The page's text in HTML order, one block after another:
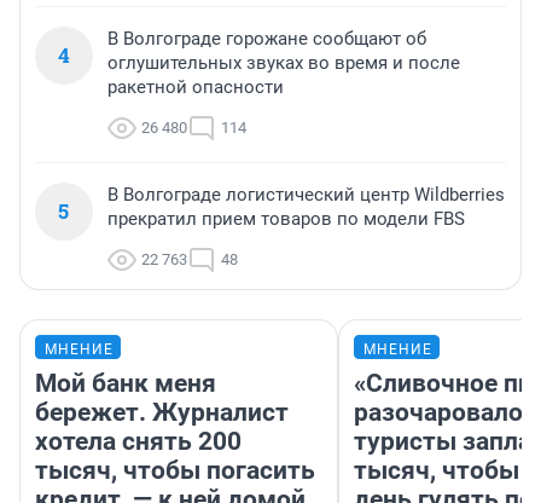
4
В Волгограде горожане сообщают об
оглушительных звуках во время и после
ракетной опасности
26 480 114
5
В Волгограде логистический центр Wildberries
прекратил прием товаров по модели FBS
22 763 48
МНЕНИЕ
Мой банк меня
бережет. Журналист
хотела снять 200
тысяч, чтобы погасить
МНЕНИЕ
«Сливочное
разочаровало»:
туристы
тысяч, чтобы